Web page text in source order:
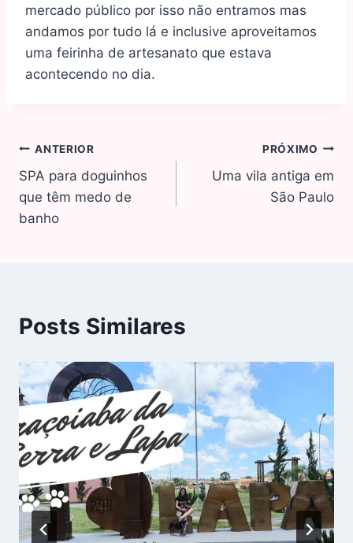
mercado público por isso não entramos mas
andamos por tudo lá e inclusive aproveitamos
uma feirinha de artesanato que estava
acontecendo no dia.
ANTERIOR
SPA para doguinhos
que têm medo de
banho
PRÓXIMO
Uma vila antiga em
São Paulo
Posts Similares